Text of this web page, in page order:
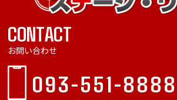
CONTACT
お問い合わせ
093-551-8888